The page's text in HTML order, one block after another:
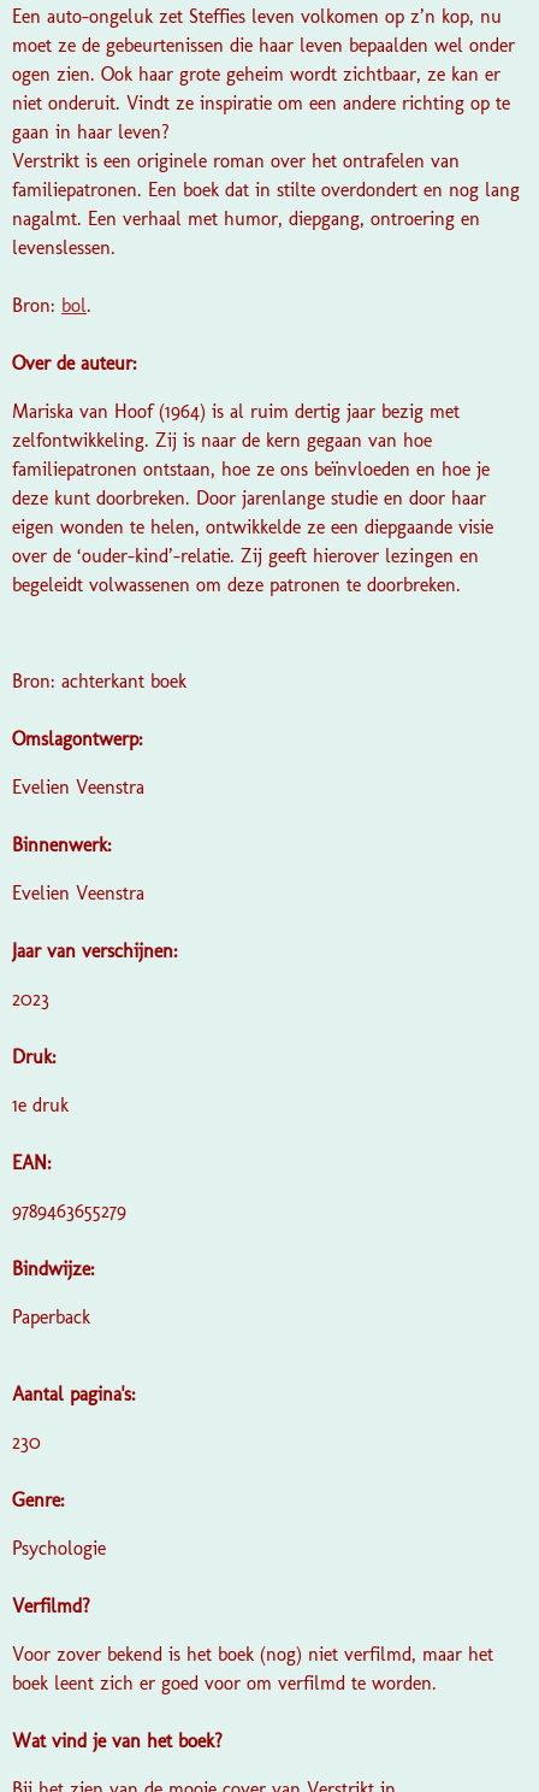
Een auto-ongeluk zet Steffies leven volkomen op z’n kop, nu
moet ze de gebeurtenissen die haar leven bepaalden wel onder
ogen zien. Ook haar grote geheim wordt zichtbaar, ze kan er
niet onderuit. Vindt ze inspiratie om een andere richting op te
gaan in haar leven?
Verstrikt is een originele roman over het ontrafelen van
familiepatronen. Een boek dat in stilte overdondert en nog lang
nagalmt. Een verhaal met humor, diepgang, ontroering en
levenslessen.
Bron: bol.
Over de auteur:
Mariska van Hoof (1964) is al ruim dertig jaar bezig met
zelfontwikkeling. Zij is naar de kern gegaan van hoe
familiepatronen ontstaan, hoe ze ons beïnvloeden en hoe je
deze kunt doorbreken. Door jarenlange studie en door haar
eigen wonden te helen, ontwikkelde ze een diepgaande visie
over de ‘ouder-kind’-relatie. Zij geeft hierover lezingen en
begeleidt volwassenen om deze patronen te doorbreken.
Bron: achterkant boek
Omslagontwerp:
Evelien Veenstra
Binnenwerk:
Evelien Veenstra
Jaar van verschijnen:
2023
Druk:
1e druk
EAN:
9789463655279
Bindwijze:
Paperback
Aantal pagina's:
230
Genre:
Psychologie
Verfilmd?
Voor zover bekend is het boek (nog) niet verfilmd, maar het
boek leent zich er goed voor om verfilmd te worden.
Wat vind je van het boek?